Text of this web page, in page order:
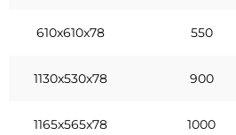
610x610x78 550
1130x530x78 900
1165x565x78 1000